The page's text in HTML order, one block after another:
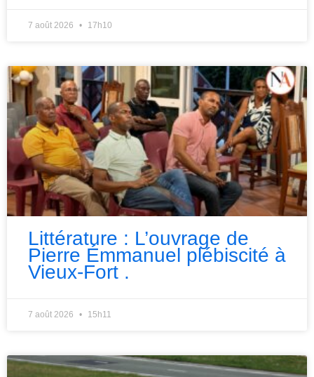
7 août 2026 17h10
Littérature : L’ouvrage de
Pierre Émmanuel plébiscité à
Vieux-Fort .
7 août 2026 15h11